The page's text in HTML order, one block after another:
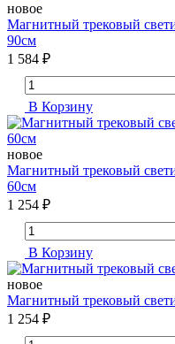
новое
Магнитный трековый
90см
1 584 ₽
В Корзину
новое
Магнитный трековый
60см
1 254 ₽
В Корзину
новое
Магнитный трековый
1 254 ₽